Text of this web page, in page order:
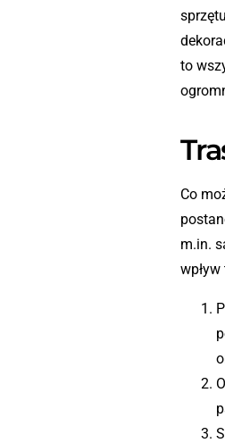
to
Co
m.in.